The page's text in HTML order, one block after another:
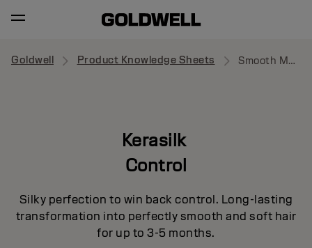
Goldwell Product Knowledge Sheets Smooth Medium
Kerasilk
Control
Silky perfection to win back control. Long-lasting
transformation into perfectly smooth and soft hair
for up to 3-5 months.